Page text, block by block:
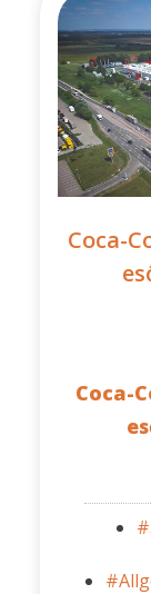
Coca-
Coca-